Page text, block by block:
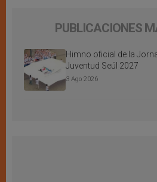
PUBLICACIONES
Himno oficial de la
Juventud Seúl 2027
3 Ago 2026